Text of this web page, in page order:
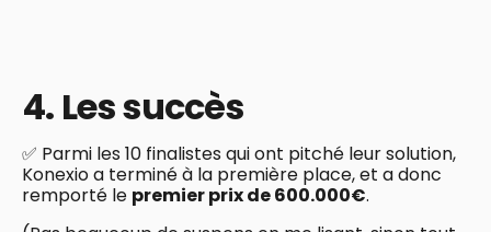
4. Les succès
✅ Parmi les 10 finalistes qui ont pitché leur solution,
Konexio a terminé à la première place, et a donc
remporté le premier prix de 600.000€.